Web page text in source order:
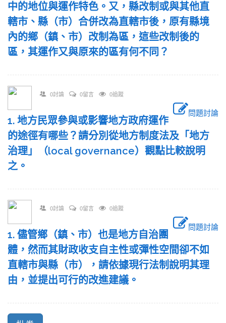
中的地位與運作特色。又，縣改制或與其他直
轄市、縣（市）合併改為直轄市後，原有縣境
內的鄉（鎮、市）改制為區，這些改制後的
區，其運作又與原來的區有何不同？
0討論 0留言 0追蹤
問題討論
1. 地方民眾參與或影響地方政府運作
的途徑有哪些？請分別從地方制度法及「地方
治理」（local governance）觀點比較說明
之。
0討論 0留言 0追蹤
問題討論
1. 儘管鄉（鎮、市）也是地方自治團
體，然而其財政收支自主性或彈性空間卻不如
直轄市與縣（市），請依據現行法制說明其理
由，並提出可行的改進建議。